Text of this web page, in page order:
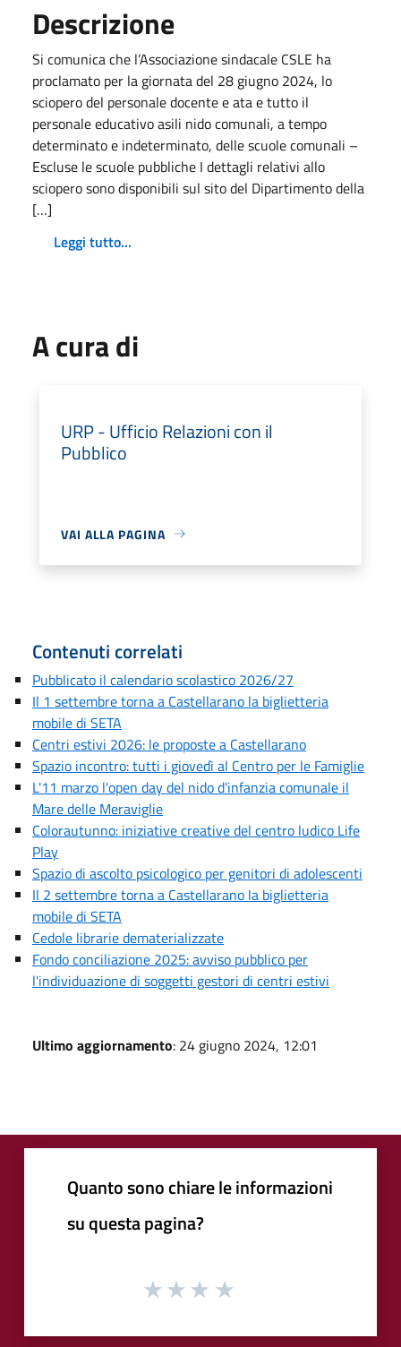
Descrizione
Si comunica che l’Associazione sindacale CSLE ha
proclamato per la giornata del 28 giugno 2024, lo
sciopero del personale docente e ata e tutto il
personale educativo asili nido comunali, a tempo
determinato e indeterminato, delle scuole comunali –
Escluse le scuole pubbliche I dettagli relativi allo
sciopero sono disponibili sul sito del Dipartimento della
[…]
Leggi tutto...
A cura di
URP - Ufficio Relazioni con il
Pubblico
VAI ALLA PAGINA
Contenuti correlati
Pubblicato il calendario scolastico 2026/27
Il 1 settembre torna a Castellarano la biglietteria
mobile di SETA
Centri estivi 2026: le proposte a Castellarano
Spazio incontro: tutti i giovedì al Centro per le Famiglie
L'11 marzo l'open day del nido d'infanzia comunale il
Mare delle Meraviglie
Colorautunno: iniziative creative del centro ludico Life
Play
Spazio di ascolto psicologico per genitori di adolescenti
Il 2 settembre torna a Castellarano la biglietteria
mobile di SETA
Cedole librarie dematerializzate
Fondo conciliazione 2025: avviso pubblico per
l'individuazione di soggetti gestori di centri estivi
Ultimo aggiornamento: 24 giugno 2024, 12:01
Quanto sono chiare le informazioni
su questa pagina?